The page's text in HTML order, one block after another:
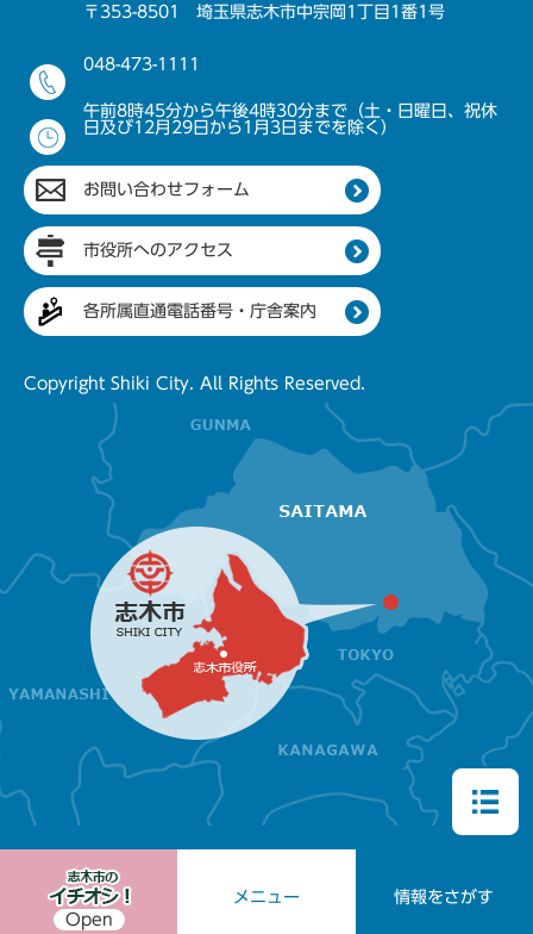
Open
メニュー 情報をさがす
〒353-8501 埼玉県志木市中宗岡1丁目1番1号
048-473-1111
午前8時45分から午後4時30分まで（土・日曜日、祝休
日及び12月29日から1月3日までを除く）
お問い合わせフォーム
市役所へのアクセス
各所属直通電話番号・庁舎案内
Copyright Shiki City. All Rights Reserved.